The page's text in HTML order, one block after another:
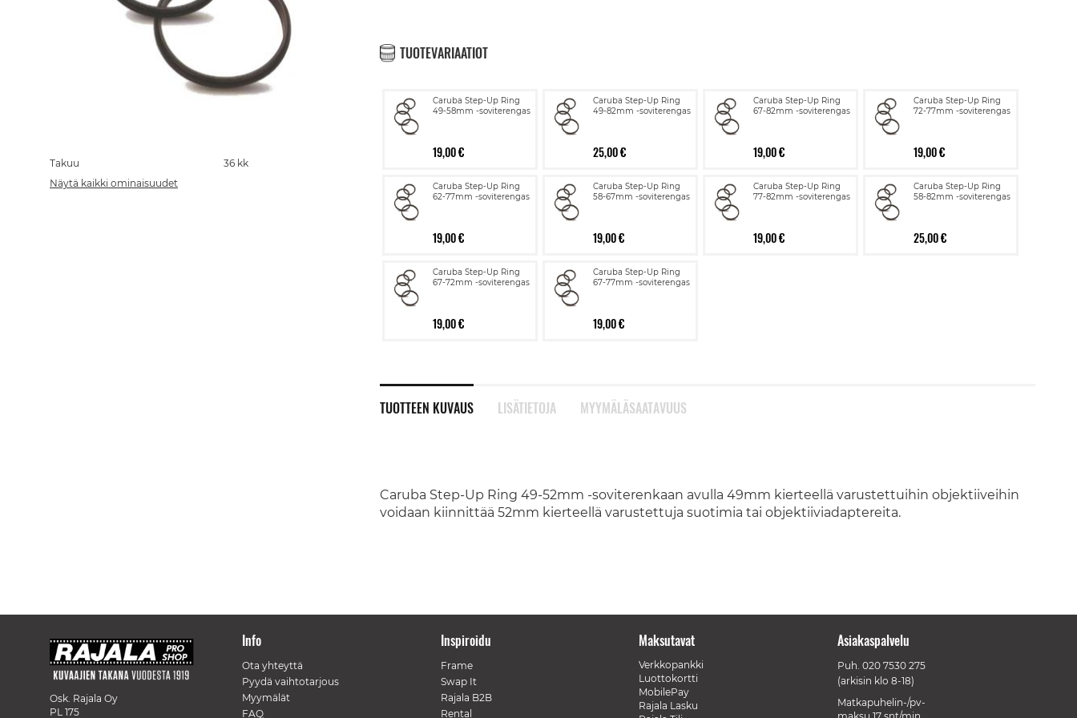
TUOTEVARIAATIOT
Caruba Step-Up Ring
49-58mm -soviterengas
19,00 €
Caruba Step-Up Ring
49-82mm -soviterengas
25,00 €
Caruba Step-Up Ring
67-82mm -soviterengas
19,00 €
Caruba Step-Up Ring
72-77mm -soviterengas
19,00 €
Caruba Step-Up Ring
62-77mm -soviterengas
19,00 €
Caruba Step-Up Ring
58-67mm -soviterengas
19,00 €
Caruba Step-Up Ring
77-82mm -soviterengas
19,00 €
Caruba Step-Up Ring
58-82mm -soviterengas
25,00 €
Caruba Step-Up Ring
67-72mm -soviterengas
19,00 €
Caruba Step-Up Ring
67-77mm -soviterengas
19,00 €
TUOTTEEN KUVAUS
Caruba Step-Up Ring 49-52mm -soviterenkaan avulla 49mm kierteellä varustettuihin objektiiveihin
voidaan kiinnittää 52mm kierteellä varustettuja suotimia tai objektiiviadaptereita.
LISÄTIETOJA MYYMÄLÄSAATAVUUS
the
beginning
of
Takuu
36 kk
Näytä kaikki ominaisuudet
Osk. Rajala Oy
PL 175
Info
Ota yhteyttä
Pyydä vaihtotarjous
Myymälät
FAQ
Inspiroidu
Frame
Swap It
Rajala B2B
Rental
Maksutavat
Verkkopankki
Luottokortti
MobilePay
Rajala Lasku
Asiakaspalvelu
Puh. 020 7530 275
(arkisin klo 8-18)
Matkapuhelin-/pv-